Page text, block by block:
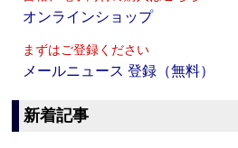
オンラインショップ
まずはご登録ください
メールニュース 登録（無料）
新着記事